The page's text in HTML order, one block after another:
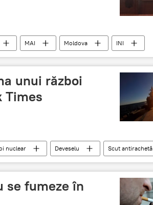
MAI Moldova INI
unui război
Times
nuclear Deveselu
Scut antirachetă
se fumeze în